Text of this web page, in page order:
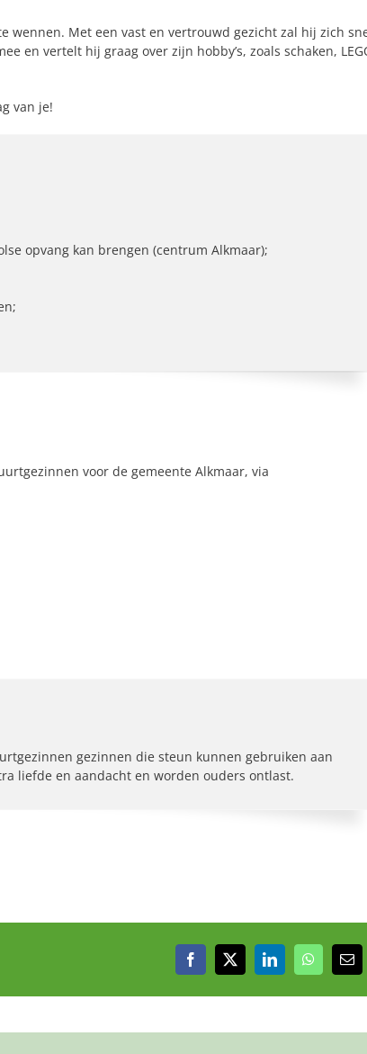
wennen. Met een vast en vertrouwd gezicht zal hij zich
en vertelt hij graag over zijn hobby’s, zoals schaken,
van je!
opvang kan brengen (centrum Alkmaar);
voor de gemeente Alkmaar, via
gezinnen die steun kunnen gebruiken aan
liefde en aandacht en worden ouders ontlast.
Facebook
X LinkedIn
E-